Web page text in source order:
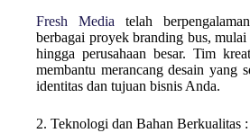
Fresh Media telah
berbagai proyek branding bus,
hingga perusahaan besar. Tim
membantu merancang desain yang
identitas dan tujuan bisnis Anda.
2. Teknologi dan Bahan Berkualitas :